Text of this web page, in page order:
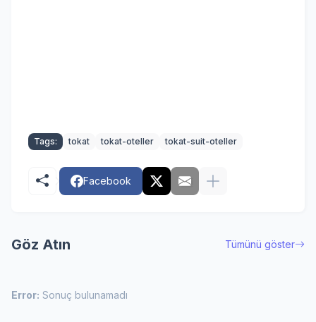
Tags: tokat tokat-oteller tokat-suit-oteller
Facebook
Göz Atın Tümünü göster
Error: Sonuç bulunamadı